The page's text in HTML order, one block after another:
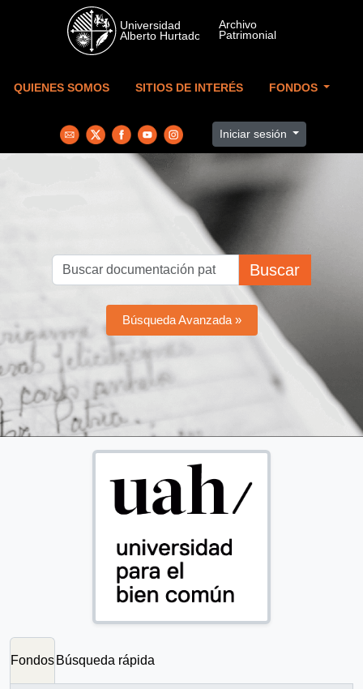
Skip to main content
QUIENES SOMOS SITIOS DE INTERÉS FONDOS
Iniciar sesión
Buscar
Búsqueda Avanzada »
Fondos Búsqueda rápida